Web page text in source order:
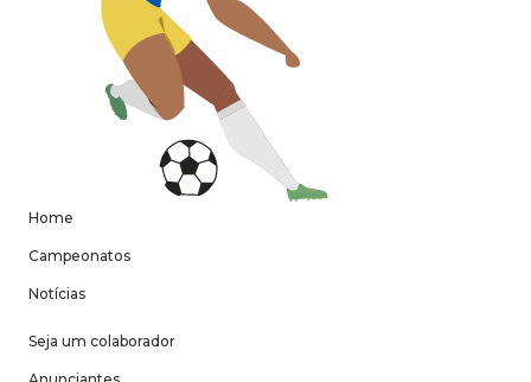
Home
Campeonatos
Notícias
Seja um colaborador